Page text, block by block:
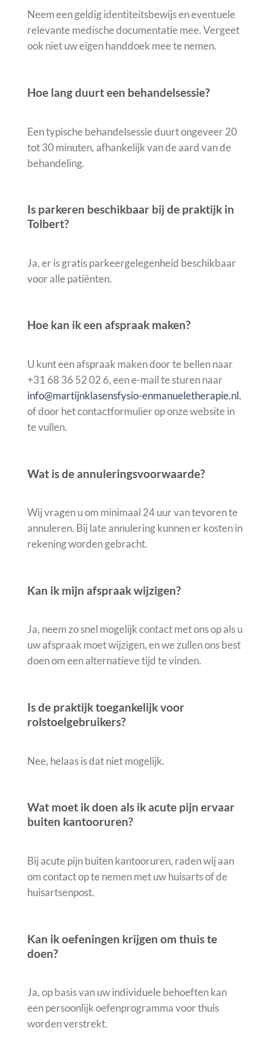
Neem een geldig identiteitsbewijs en eventuele
relevante medische documentatie mee. Vergeet
ook niet uw eigen handdoek mee te nemen.
Hoe lang duurt een behandelsessie?
Een typische behandelsessie duurt ongeveer 20
tot 30 minuten, afhankelijk van de aard van de
behandeling.
Is parkeren beschikbaar bij de praktijk in
Tolbert?
Ja, er is gratis parkeergelegenheid beschikbaar
voor alle patiënten.
Hoe kan ik een afspraak maken?
U kunt een afspraak maken door te bellen naar
+31 68 36 52 02 6, een e-mail te sturen naar
info@martijnklasensfysio-enmanueletherapie.nl ,
of door het contactformulier op onze website in
te vullen.
Wat is de annuleringsvoorwaarde?
Wij vragen u om minimaal 24 uur van tevoren te
annuleren. Bij late annulering kunnen er kosten in
rekening worden gebracht.
Kan ik mijn afspraak wijzigen?
Ja, neem zo snel mogelijk contact met ons op als u
uw afspraak moet wijzigen, en we zullen ons best
doen om een alternatieve tijd te vinden.
Is de praktijk toegankelijk voor
rolstoelgebruikers?
Nee, helaas is dat niet mogelijk.
Wat moet ik doen als ik acute pijn ervaar
buiten kantooruren?
Bij acute pijn buiten kantooruren, raden wij aan
om contact op te nemen met uw huisarts of de
huisartsenpost.
Kan ik oefeningen krijgen om thuis te
doen?
Ja, op basis van uw individuele behoeften kan
een persoonlijk oefenprogramma voor thuis
worden verstrekt.